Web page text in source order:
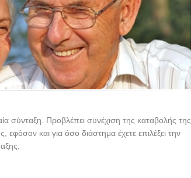
σύνταξη. Προβλέπει συνέχιση της καταβολής της
και για όσο διάστημα έχετε επιλέξει την